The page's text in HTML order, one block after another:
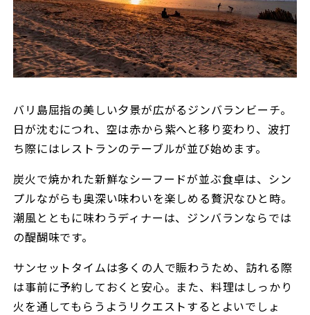
バリ島屈指の美しい夕景が広がるジンバランビーチ。
日が沈むにつれ、空は赤から紫へと移り変わり、波打
ち際にはレストランのテーブルが並び始めます。
炭火で焼かれた新鮮なシーフードが並ぶ食卓は、シン
プルながらも奥深い味わいを楽しめる贅沢なひと時。
潮風とともに味わうディナーは、ジンバランならでは
の醍醐味です。
サンセットタイムは多くの人で賑わうため、訪れる際
は事前に予約しておくと安心。また、料理はしっかり
火を通してもらうようリクエストするとよいでしょ